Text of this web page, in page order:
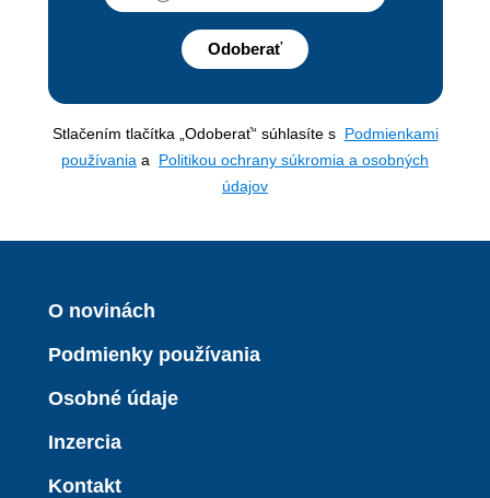
Odoberať
Stlačením tlačítka „Odoberať“ súhlasíte s Podmienkami
používania a Politikou ochrany súkromia a osobných
údajov
O novinách
Podmienky používania
Osobné údaje
Inzercia
Kontakt